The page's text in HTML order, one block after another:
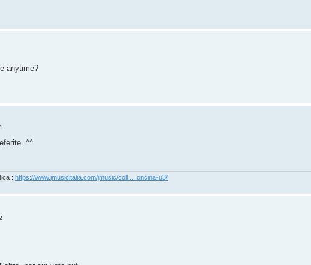
anytime?
^^
: https://www.jmusicitalia.com/jmusic/coll ... oncina-u3/